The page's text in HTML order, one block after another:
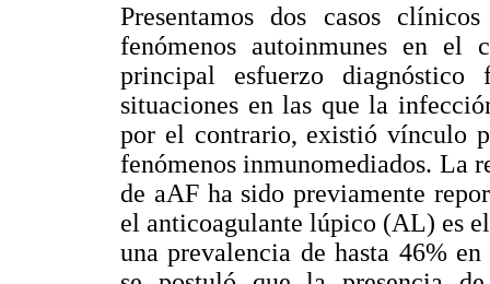
Presentamos dos casos
fenómenos autoinmunes en
principal esfuerzo
situaciones en las que la
por el contrario, existió vínculo
fenómenos inmunomediados. La
de aAF ha sido previamente
el anticoagulante lúpico (AL) es
una prevalencia de hasta 46%